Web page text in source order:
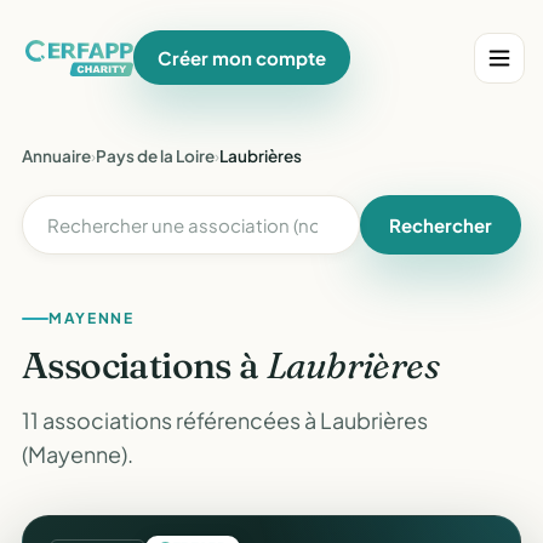
Créer mon compte
Annuaire›Pays de la Loire›Laubrières
Rechercher
MAYENNE
Associations àLaubrières
11 associations référencées à Laubrières
(Mayenne).